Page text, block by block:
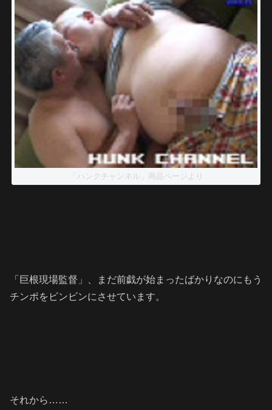
「ハンクチャンネル」商品ページより
「巨根現場監督」、まだ前戯が始まったばかりなのにもう
チンポをビンビンにさせています。
それから……